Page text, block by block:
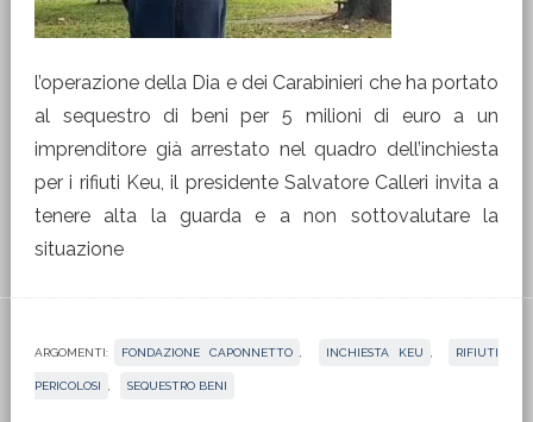
l’operazione della Dia e dei Carabinieri che ha portato
al sequestro di beni per 5 milioni di euro a un
imprenditore già arrestato nel quadro dell’inchiesta
per i rifiuti Keu, il presidente Salvatore Calleri invita a
tenere alta la guarda e a non sottovalutare la
situazione
ARGOMENTI: FONDAZIONE CAPONNETTO INCHIESTA KEU RIFIUTI
PERICOLOSI SEQUESTRO BENI